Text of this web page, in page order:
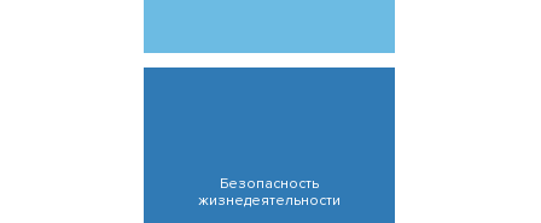
Безопасность
жизнедеятельности